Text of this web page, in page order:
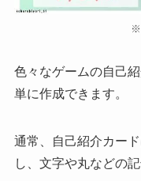
※
色々なゲームの自己
単に作成できます。
通常、自己紹介カー
し、文字や丸などの